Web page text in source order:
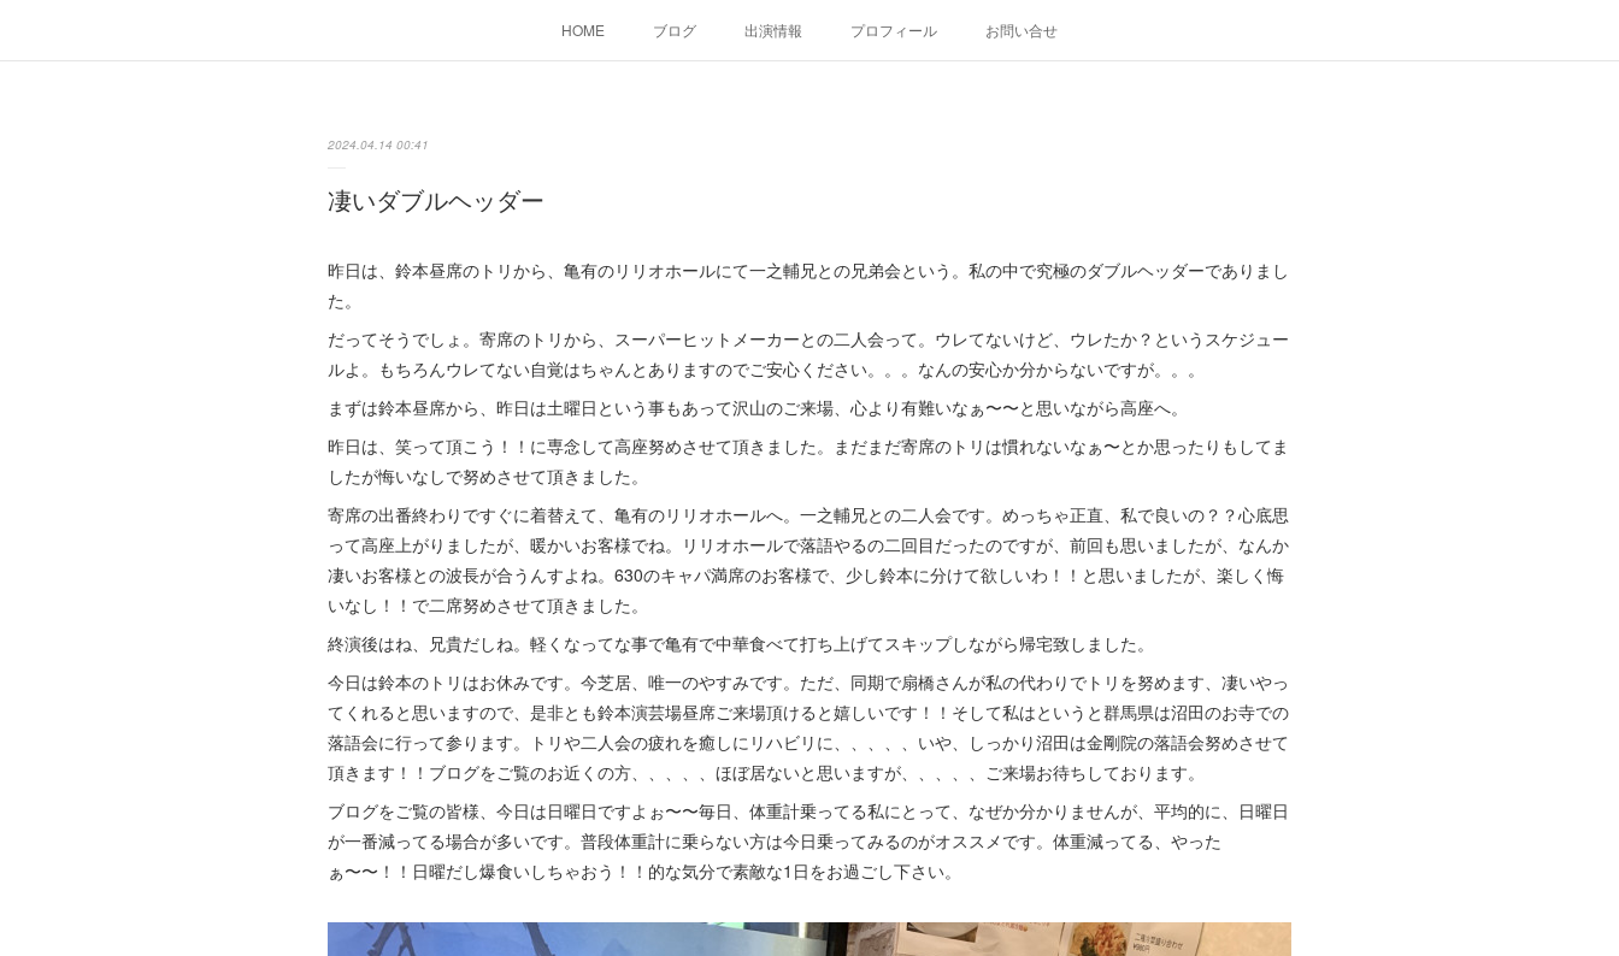
HOME ブログ 出演情報 プロフィール お問い合せ
2024.04.14 00:41
凄いダブルヘッダー
昨日は、鈴本昼席のトリから、亀有のリリオホールにて一之輔兄との兄弟会という。私の中で究極のダブルヘッダーでありまし
た。
だってそうでしょ。寄席のトリから、スーパーヒットメーカーとの二人会って。ウレてないけど、ウレたか？というスケジュー
ルよ。もちろんウレてない自覚はちゃんとありますのでご安心ください。。。なんの安心か分からないですが。。。
まずは鈴本昼席から、昨日は土曜日という事もあって沢山のご来場、心より有難いなぁ〜〜と思いながら高座へ。
昨日は、笑って頂こう！！に専念して高座努めさせて頂きました。まだまだ寄席のトリは慣れないなぁ〜とか思ったりもしてま
したが悔いなしで努めさせて頂きました。
寄席の出番終わりですぐに着替えて、亀有のリリオホールへ。一之輔兄との二人会です。めっちゃ正直、私で良いの？？心底思
って高座上がりましたが、暖かいお客様でね。リリオホールで落語やるの二回目だったのですが、前回も思いましたが、なんか
凄いお客様との波長が合うんすよね。630のキャパ満席のお客様で、少し鈴本に分けて欲しいわ！！と思いましたが、楽しく悔
いなし！！で二席努めさせて頂きました。
終演後はね、兄貴だしね。軽くなってな事で亀有で中華食べて打ち上げてスキップしながら帰宅致しました。
今日は鈴本のトリはお休みです。今芝居、唯一のやすみです。ただ、同期で扇橋さんが私の代わりでトリを努めます、凄いやっ
てくれると思いますので、是非とも鈴本演芸場昼席ご来場頂けると嬉しいです！！そして私はというと群馬県は沼田のお寺での
落語会に行って参ります。トリや二人会の疲れを癒しにリハビリに、、、、、いや、しっかり沼田は金剛院の落語会努めさせて
頂きます！！ブログをご覧のお近くの方、、、、、ほぼ居ないと思いますが、、、、、ご来場お待ちしております。
ブログをご覧の皆様、今日は日曜日ですよぉ〜〜毎日、体重計乗ってる私にとって、なぜか分かりませんが、平均的に、日曜日
が一番減ってる場合が多いです。普段体重計に乗らない方は今日乗ってみるのがオススメです。体重減ってる、やった
ぁ〜〜！！日曜だし爆食いしちゃおう！！的な気分で素敵な1日をお過ごし下さい。